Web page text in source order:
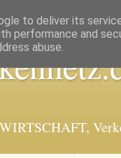
to deliver its
performance and
abuse.